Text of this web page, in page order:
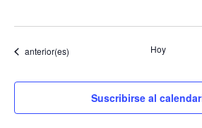
Eventos
anterior(es) Hoy
Suscribirse al